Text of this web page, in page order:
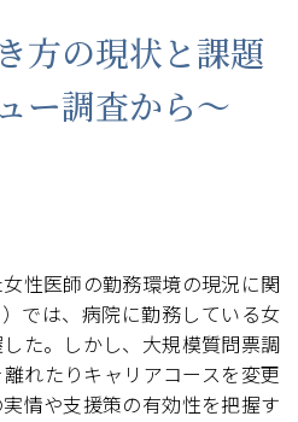
方の現状と課題
ー調査から～
性医師の勤務環境の現況に関
では、病院に勤務している女
た。しかし、大規模質問票調
れたりキャリアコースを変更
情や支援策の有効性を把握す